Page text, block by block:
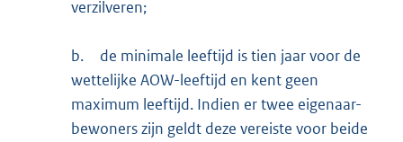
verzilveren;
b.
de minimale leeftijd is tien jaar voor de
wettelijke AOW-leeftijd en kent geen
maximum leeftijd. Indien er twee eigenaar-
bewoners zijn geldt deze vereiste voor beide